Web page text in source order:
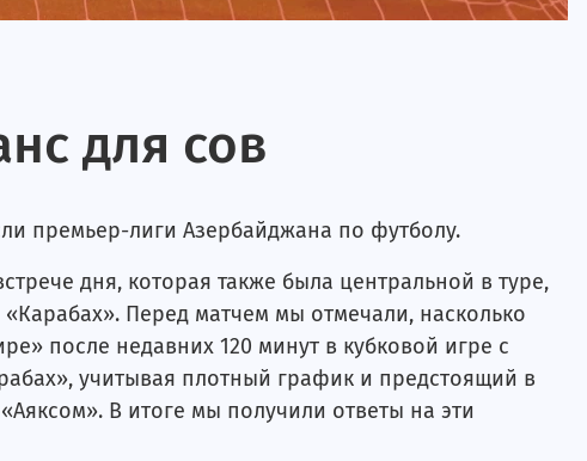
для сов
премьер-лиги Азербайджана по футболу.
дня, которая также была центральной в туре,
Перед матчем мы отмечали, насколько
после недавних 120 минут в кубковой игре с
учитывая плотный график и предстоящий в
В итоге мы получили ответы на эти